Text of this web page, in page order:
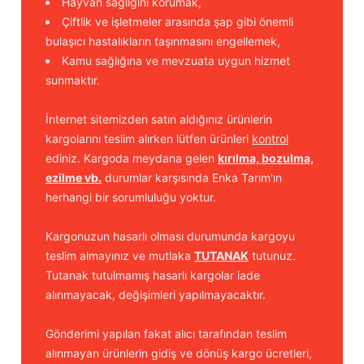
Çiftlik ve işletmeler arasında şap gibi önemli
bulaşıcı hastalıkların taşınmasını engellemek,
Kamu sağlığına ve mevzuata uygun hizmet
sunmaktır.
İnternet sitemizden satın aldığınız ürünlerin
kargolarını teslim alırken lütfen ürünleri kontrol
ediniz. Kargoda meydana gelen kırılma, bozulma,
ezilme vb. durumlar karşısında Enka Tarım'ın
herhangi bir sorumluluğu yoktur.
Kargonuzun hasarlı olması durumunda kargoyu
teslim almayınız ve mutlaka TUTANAK tutunuz.
Tutanak tutulmamış hasarlı kargolar iade
alınmayacak, değişimleri yapılmayacaktır.
Gönderimi yapılan fakat alıcı tarafından teslim
alınmayan ürünlerin gidiş ve dönüş kargo ücretleri,